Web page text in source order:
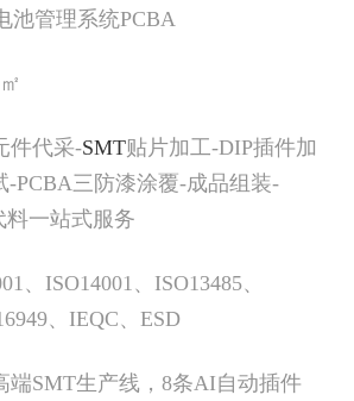
池管理系统PCBA
件代采-SMT贴片加工-DIP插件加
-PCBA三防漆涂覆-成品组装-
料一站式服务
、ISO14001、ISO13485、
、IEQC、ESD
端SMT生产线，8条AI自动插件